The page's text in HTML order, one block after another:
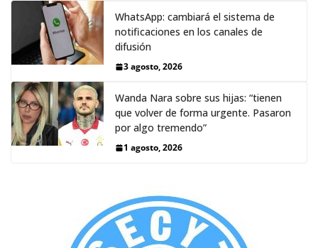
WhatsApp: cambiará el sistema de
notificaciones en los canales de
difusión
3 agosto, 2026
Wanda Nara sobre sus hijas: “tienen
que volver de forma urgente. Pasaron
por algo tremendo”
1 agosto, 2026